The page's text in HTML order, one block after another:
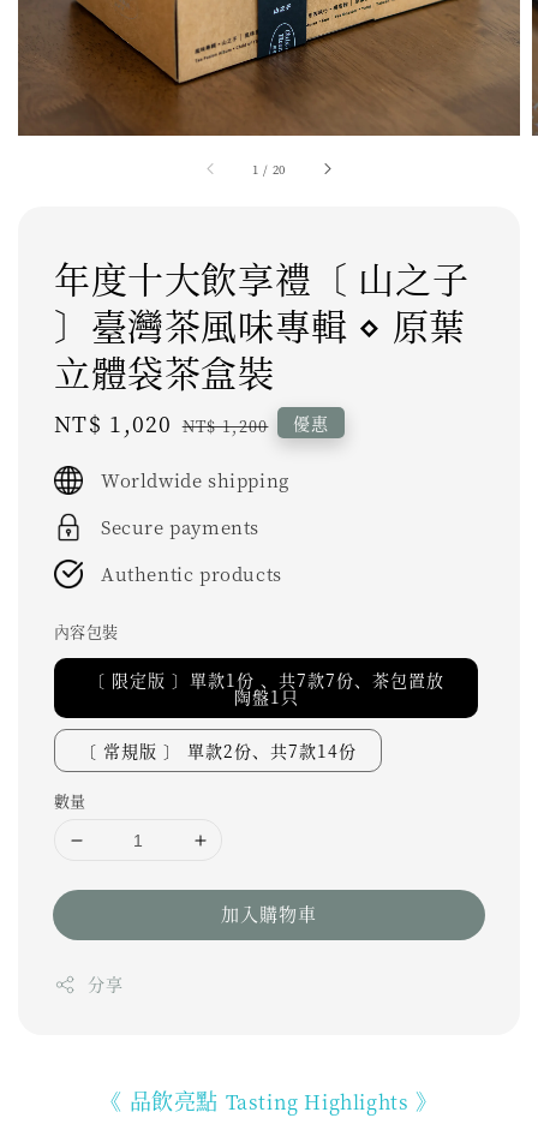
1 / 20
年度十大飲享禮〔 山之子
〕臺灣茶風味專輯 ⋄ 原葉
立體袋茶盒裝
Sale
NT$ 1,020 Regular
NT$ 1,200 優惠
Worldwide shipping
Secure payments
Authentic products
內容包裝
〔 限定版 〕單款1份 、共7款7份、茶包置放
陶盤1只
〔 常規版 〕 單款2份、共7款14份
數量
加入購物車
分享
《 品飲亮點 Tasting Highlights 》